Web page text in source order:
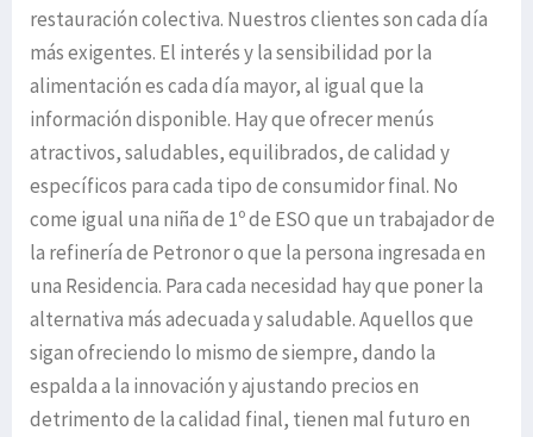
restauración colectiva. Nuestros clientes son cada día
más exigentes. El interés y la sensibilidad por la
alimentación es cada día mayor, al igual que la
información disponible. Hay que ofrecer menús
atractivos, saludables, equilibrados, de calidad y
específicos para cada tipo de consumidor final. No
come igual una niña de 1º de ESO que un trabajador de
la refinería de Petronor o que la persona ingresada en
una Residencia. Para cada necesidad hay que poner la
alternativa más adecuada y saludable. Aquellos que
sigan ofreciendo lo mismo de siempre, dando la
espalda a la innovación y ajustando precios en
detrimento de la calidad final, tienen mal futuro en